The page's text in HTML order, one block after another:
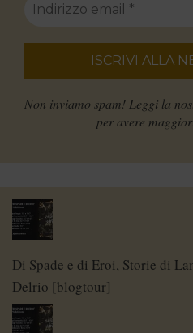
Non inviamo spam! Leggi la
per avere
Di Spade e di Eroi, Storie di
Delrio [blogtour]